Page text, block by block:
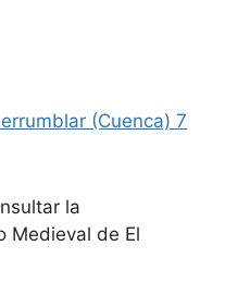
(Cuenca) 7
la
Medieval de El